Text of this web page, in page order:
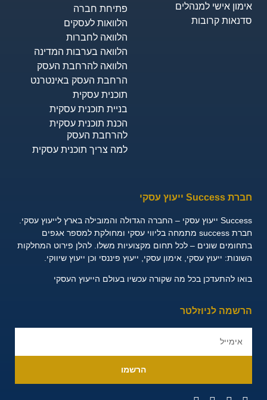
אימון אישי למנהלים
סדנאות קרובות
פתיחת חברה
הלוואות לעסקים​
הלוואה לחברות
הלוואה בערבות המדינה
הלוואה להרחבת העסק
הרחבת העסק באינטרנט
תוכנית עסקית
בניית תוכנית עסקית
הכנת תוכנית עסקית
להרחבת העסק
למה צריך תוכנית עסקית
חברת Success ייעוץ עסקי
Success ייעוץ עסקי – החברה הגדולה והמובילה בארץ לייעוץ עסקי.
חברת success מתמחה בליווי עסקי ומחולקת למספר אגפים
בתחומים שונים – לכל תחום מקצועיות משלו. להלן פירוט המחלקות
השונות: ייעוץ עסקי, אימון עסקי, ייעוץ פיננסי וכן ייעוץ שיווקי.
בואו להתעדכן בכל מה שקורה עכשיו בעולם הייעוץ העסקי
הרשמה לניוזלטר
הרשמו